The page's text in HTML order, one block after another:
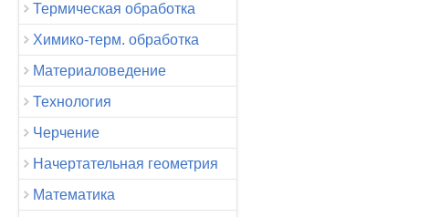
Термическая обработка
Химико-терм. обработка
Материаловедение
Технология
Черчение
Начертательная геометрия
Математика